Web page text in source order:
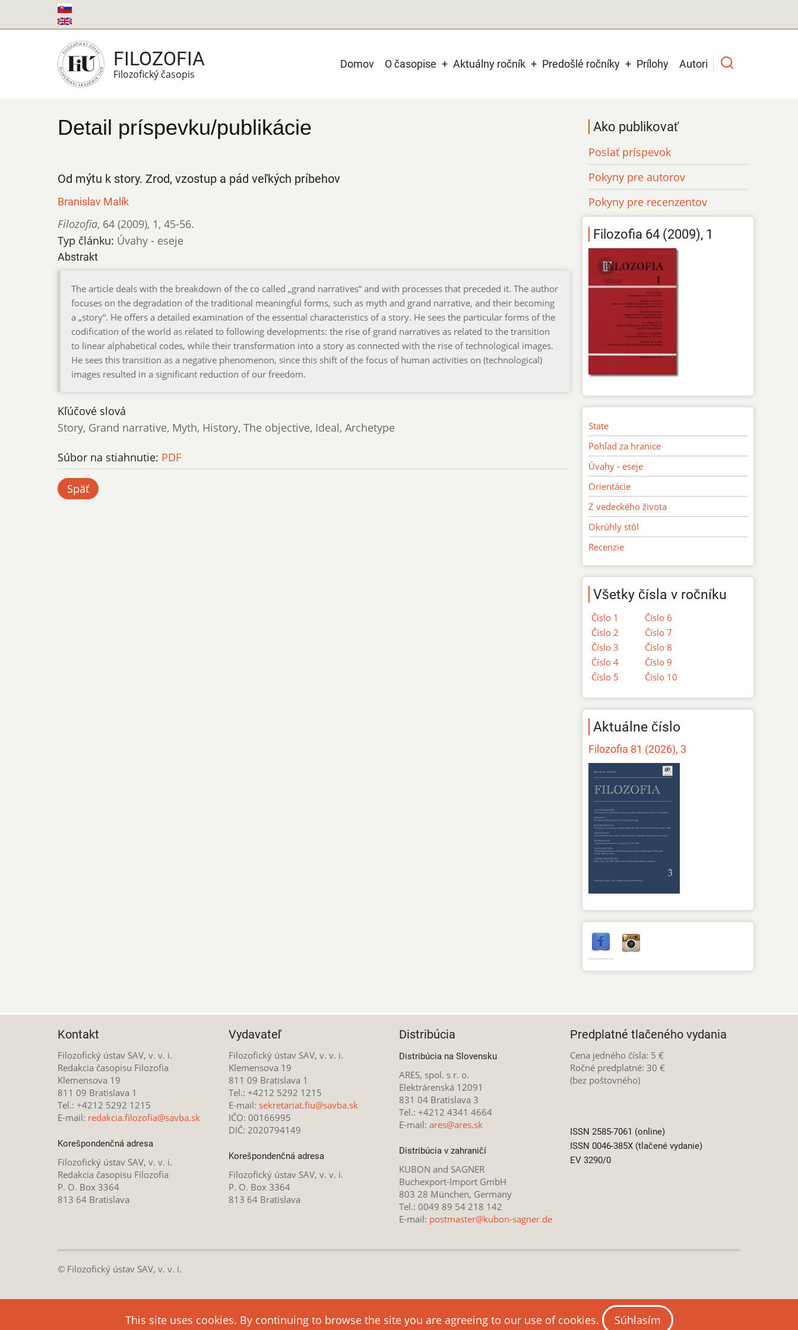
na
FILOZOFIA
Filozofický časopis
Main
Domov O časopise Aktuálny ročník Predošlé ročníky Prílohy Autori
Detail príspevku/publikácie
Od mýtu k story. Zrod, vzostup a pád veľkých príbehov
Branislav Malík
Filozofia, 64 (2009), 1, 45-56.
Typ článku: Úvahy - eseje
Abstrakt
The article deals with the breakdown of the co called „grand narratives“ and with processes that preceded it. The author
focuses on the degradation of the traditional meaningful forms, such as myth and grand narrative, and their becoming
a „story“. He offers a detailed examination of the essential characteristics of a story. He sees the particular forms of the
codification of the world as related to following developments: the rise of grand narratives as related to the transition
to linear alphabetical codes, while their transformation into a story as connected with the rise of technological images.
He sees this transition as a negative phenomenon, since this shift of the focus of human activities on (technological)
images resulted in a significant reduction of our freedom.
Kľúčové slová
Story, Grand narrative, Myth, History, The objective, Ideal, Archetype
Súbor na stiahnutie: PDF
Späť
Ako publikovať
Poslať príspevok
Pokyny pre autorov
Pokyny pre recenzentov
Filozofia 64 (2009), 1
State
Pohľad za hranice
Úvahy - eseje
Orientácie
Z vedeckého života
Okrúhly stôl
Recenzie
Všetky čísla v ročníku
Číslo 1
Číslo 2
Číslo 3
Číslo 4
Číslo 5
Číslo 6
Číslo 7
Číslo 8
Číslo 9
Číslo 10
Aktuálne číslo
Filozofia 81 (2026), 3
Kontakt
Filozofický ústav SAV, v. v. i.
Redakcia časopisu Filozofia
Klemensova 19
811 09 Bratislava 1
Tel.: +4212 5292 1215
E-mail: redakcia.filozofia@savba.sk
Korešpondenčná adresa
Filozofický ústav SAV, v. v. i.
Redakcia časopisu Filozofia
P. O. Box 3364
813 64 Bratislava
Vydavateľ
Filozofický ústav SAV, v. v. i.
Klemensova 19
811 09 Bratislava 1
Tel.: +4212 5292 1215
E-mail: sekretariat.fiu@savba.sk
IČO: 00166995
DIČ: 2020794149
Korešpondenčná adresa
Filozofický ústav SAV, v. v. i.
P. O. Box 3364
813 64 Bratislava
Distribúcia
Distribúcia na Slovensku
ARES, spol. s r. o.
Elektrárenská 12091
831 04 Bratislava 3
Tel.: +4212 4341 4664
E-mail: ares@ares.sk
Distribúcia v zahraničí
KUBON and SAGNER
Buchexport-Import GmbH
803 28 München, Germany
Tel.: 0049 89 54 218 142
E-mail: postmaster@kubon-sagner.de
Predplatné tlačeného vydania
Cena jedného čísla: 5 €
Ročné predplatné: 30 €
(bez poštovného)
ISSN 2585-7061 (online)
ISSN 0046-385X (tlačené vydanie)
EV 3290/0
© Filozofický ústav SAV, v. v. i.
Creative Commons Attribution-NonCommercial 4.0 International License
This site uses cookies. By continuing to browse the site you are agreeing to our use of cookies. Súhlasím